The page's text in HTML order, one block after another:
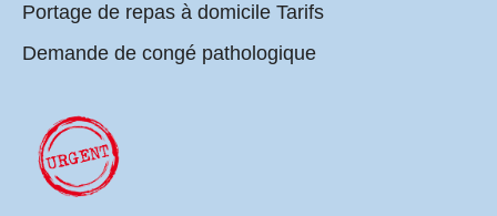
Portage de repas à domicile Tarifs
Demande de congé pathologique